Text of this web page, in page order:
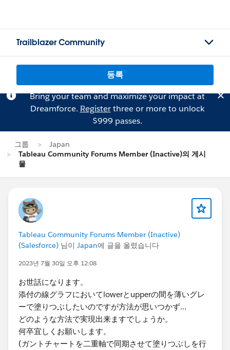
Trailblazer Community
등록
Bring your team and maximize your impact at
Dreamforce. Registerthree or more to unlock
$999 passes.
그룹
Japan
Tableau Community Forums Member (Inactive)의 게시
물
Tableau Community Forums Member (Inactive)
(Salesforce) 님이 Japan에 글을 올렸습니다
2023년 7월 30일 오후 12:08
お世話になります。
添付の線グラフにおいてlowerとupperの間を薄いグレ
ーで塗りつぶしたいのですが方法が思いつかず...
どのような方法で実現出来ますでしょうか。
何卒宜しくお願いします。
(ガントチャートを二重軸で同期させて塗りつぶしを行